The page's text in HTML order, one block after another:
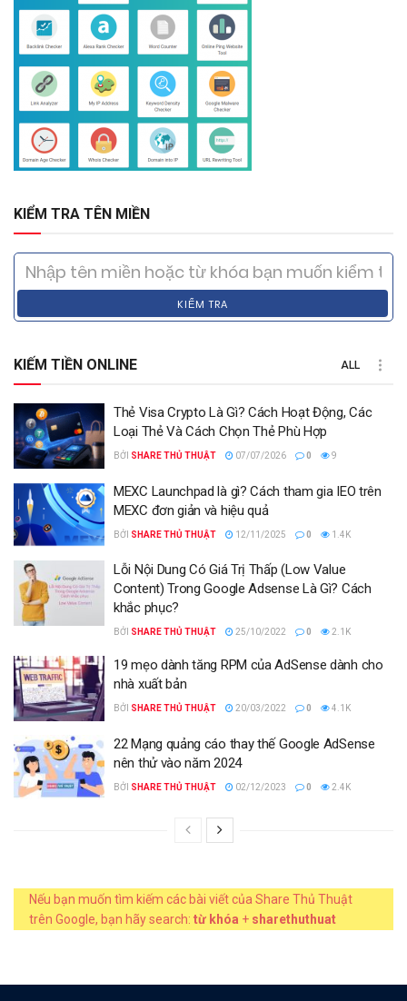
KIỂM TRA TÊN MIỀN
KIỂM TRA
KIẾM TIỀN ONLINE ALL
Thẻ Visa Crypto Là Gì? Cách Hoạt Động, Các
Loại Thẻ Và Cách Chọn Thẻ Phù Hợp
BỞI SHARE THỦ THUẬT 07/07/2026 0 9
MEXC Launchpad là gì? Cách tham gia IEO trên
MEXC đơn giản và hiệu quả
BỞI SHARE THỦ THUẬT 12/11/2025 0 1.4K
Lỗi Nội Dung Có Giá Trị Thấp (Low Value
Content) Trong Google Adsense Là Gì? Cách
khắc phục?
BỞI SHARE THỦ THUẬT 25/10/2022 0 2.1K
19 mẹo dành tăng RPM của AdSense dành cho
nhà xuất bản
BỞI SHARE THỦ THUẬT 20/03/2022 0 4.1K
22 Mạng quảng cáo thay thế Google AdSense
nên thử vào năm 2024
BỞI SHARE THỦ THUẬT 02/12/2023 0 2.4K
Nếu bạn muốn tìm kiếm các bài viết của Share Thủ Thuật
trên Google, bạn hãy search: từ khóa + sharethuthuat